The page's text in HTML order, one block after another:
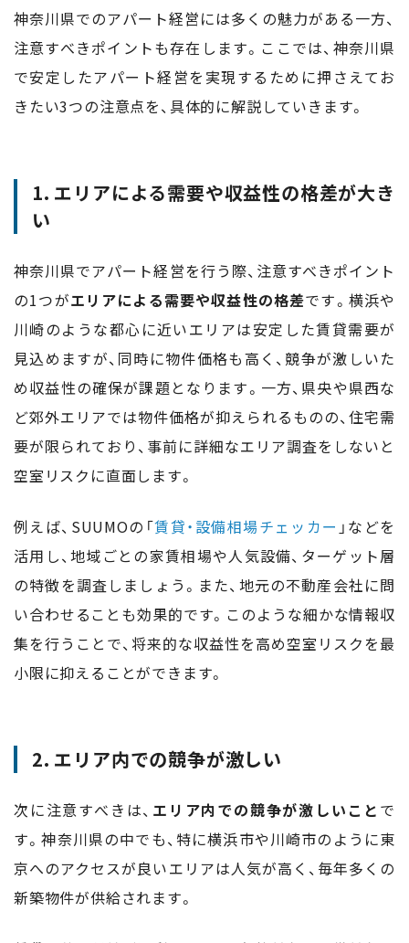
神奈川県でのアパート経営には多くの魅力がある一方、
注意すべきポイントも存在します。ここでは、神奈川県
で安定したアパート経営を実現するために押さえてお
きたい3つの注意点を、具体的に解説していきます。
1. エリアによる需要や収益性の格差が大き
い
神奈川県でアパート経営を行う際、注意すべきポイント
の1つがエリアによる需要や収益性の格差です。横浜や
川崎のような都心に近いエリアは安定した賃貸需要が
見込めますが、同時に物件価格も高く、競争が激しいた
め収益性の確保が課題となります。一方、県央や県西な
ど郊外エリアでは物件価格が抑えられるものの、住宅需
要が限られており、事前に詳細なエリア調査をしないと
空室リスクに直面します。
例えば、SUUMOの「賃貸・設備相場チェッカー 」などを
活用し、地域ごとの家賃相場や人気設備、ターゲット層
の特徴を調査しましょう。また、地元の不動産会社に問
い合わせることも効果的です。このような細かな情報収
集を行うことで、将来的な収益性を高め空室リスクを最
小限に抑えることができます。
2. エリア内での競争が激しい
次に注意すべきは、 エリア内での競争が激しいこと で
す。神奈川県の中でも、特に横浜市や川崎市のように東
京へのアクセスが良いエリアは人気が高く、毎年多くの
新築物件が供給されます。